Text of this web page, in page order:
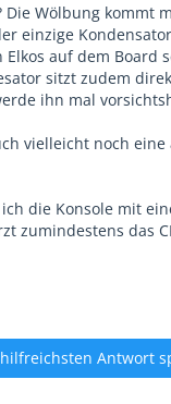
Die Wölbung kommt
einzige
auf dem Board
sitzt zudem
ihn mal
vielleicht noch
die Konsole mit
zumindestens das
Antwort